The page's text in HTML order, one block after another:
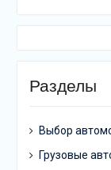
Разделы
Выбор
Грузовые